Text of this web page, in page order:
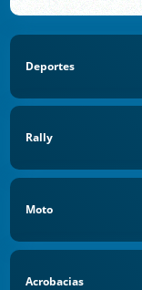
Deportes
Rally
Moto
Acrobacias